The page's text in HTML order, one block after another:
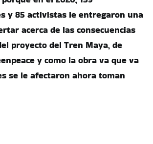
y 85 activistas le entregaron una
acerca de las consecuencias
proyecto del Tren Maya, de
y como la obra va que va
se le afectaron ahora toman